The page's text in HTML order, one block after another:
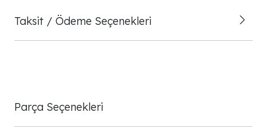
Taksit / Ödeme Seçenekleri
Parça Seçenekleri